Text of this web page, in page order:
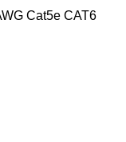
Cat5e CAT6